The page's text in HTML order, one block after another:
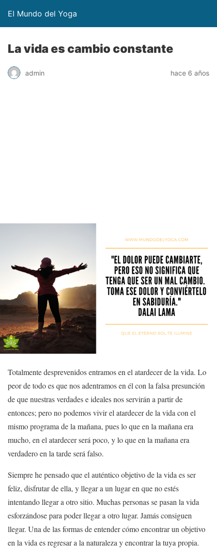
El Mundo del Yoga
La vida es cambio constante
admin hace 6 años
Totalmente desprevenidos entramos en el atardecer de la vida. Lo
peor de todo es que nos adentramos en él con la falsa presunción
de que nuestras verdades e ideales nos servirán a partir de
entonces; pero no podemos vivir el atardecer de la vida con el
mismo programa de la mañana, pues lo que en la mañana era
mucho, en el atardecer será poco, y lo que en la mañana era
verdadero en la tarde será falso.
Siempre he pensado que el auténtico objetivo de la vida es ser
feliz, disfrutar de ella, y llegar a un lugar en que no estés
intentando llegar a otro sitio. Muchas personas se pasan la vida
esforzándose para poder llegar a otro lugar. Jamás consiguen
llegar. Una de las formas de entender cómo encontrar un objetivo
en la vida es regresar a la naturaleza y encontrar la tuya propia.